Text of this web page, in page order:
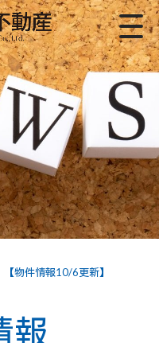
【物件情報10/6更新】
報